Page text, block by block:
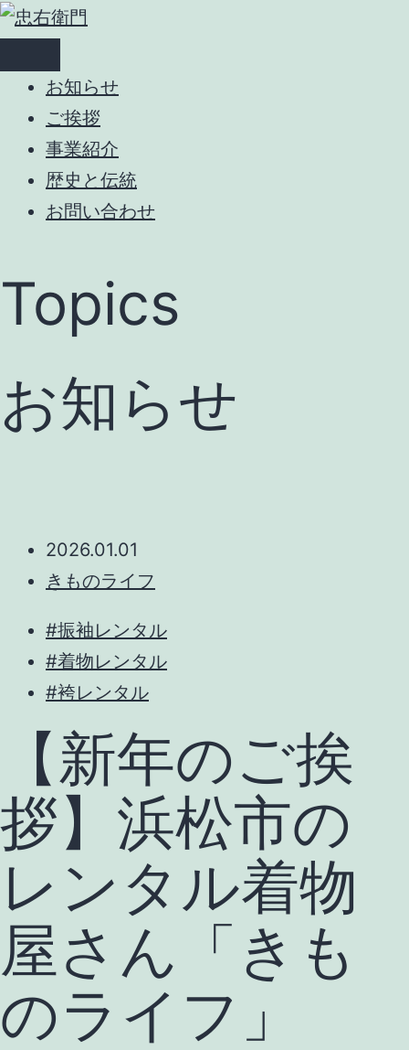
コ
テ
お知らせ
ご挨拶
事業紹介
歴史と伝統
お問い合わせ
Topics
お知らせ
2026.01.01
きものライフ
#振袖レンタル
#着物レンタル
#袴レンタル
【新年のご挨
拶】浜松市の
レンタル着物
屋さん「きも
のライフ」